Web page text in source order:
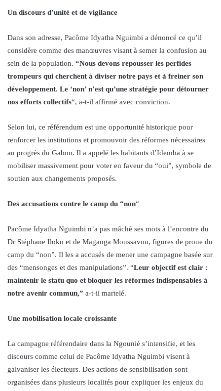
Un discours d’unité et de vigilance
Dans son adresse, Pacôme Idyatha Nguimbi a dénoncé ce qu’il
considère comme des manœuvres visant à semer la confusion au
sein de la population. “Nous devons repousser les perfides
trompeurs qui cherchent à diviser notre pays et à freiner son
développement. Le ‘non’ n’est qu’une stratégie pour détourner
nos efforts collectifs“, a-t-il affirmé avec conviction.
Selon lui, ce référendum est une opportunité historique pour
renforcer les institutions et promouvoir des réformes nécessaires
au progrès du Gabon. Il a appelé les habitants d’Idemba à se
mobiliser massivement pour voter en faveur du “oui”, symbole de
soutien aux changements proposés.
Des accusations contre le camp du “non“
Pacôme Idyatha Nguimbi n’a pas mâché ses mots à l’encontre du
Dr Stéphane Iloko et de Maganga Moussavou, figures de proue du
camp du “non”. Il les a accusés de mener une campagne basée sur
des “mensonges et des manipulations”. “Leur objectif est clair :
maintenir le statu quo et bloquer les réformes indispensables à
notre avenir commun,” a-t-il martelé.
Une mobilisation locale croissante
La campagne référendaire dans la Ngounié s’intensifie, et les
discours comme celui de Pacôme Idyatha Nguimbi visent à
galvaniser les électeurs. Des actions de sensibilisation sont
organisées dans plusieurs localités pour expliquer les enjeux du